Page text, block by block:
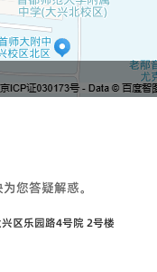
您答疑解惑。
区乐园路4号院 2号楼